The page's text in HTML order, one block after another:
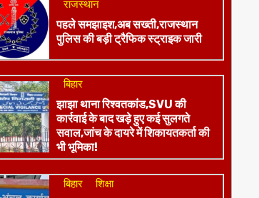
राजस्थान
पहले समझाइश,अब सख्ती,राजस्थान
पुलिस की बड़ी ट्रैफिक स्ट्राइक जारी
बिहार
झाझा थाना रिश्वतकांड,SVU की
कार्रवाई के बाद खड़े हुए कई सुलगते
सवाल,जांच के दायरे में शिकायतकर्ता की
भी भूमिका!
बिहार शिक्षा